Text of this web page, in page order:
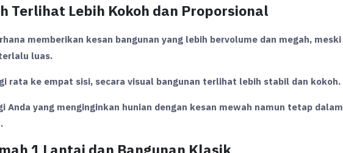
Terlihat Lebih Kokoh dan Proporsional
memberikan kesan bangunan yang lebih bervolume dan megah, meski
luas.
rata ke empat sisi, secara visual bangunan terlihat lebih stabil dan kokoh.
Anda yang menginginkan hunian dengan kesan mewah namun tetap dalam
1 Lantai dan Bangunan Klasik